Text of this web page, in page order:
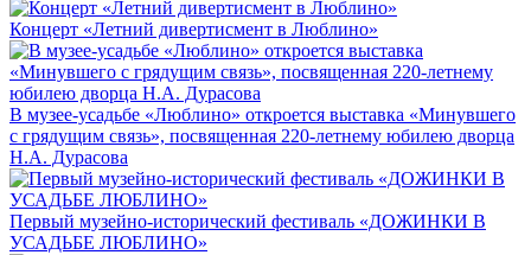
Концерт «Летний дивертисмент в Люблино»
В музее-усадьбе «Люблино» откроется выставка «Минувшего
с грядущим связь», посвященная 220-летнему юбилею дворца
Н.А. Дурасова
Первый музейно-исторический фестиваль «ДОЖИНКИ В
УСАДЬБЕ ЛЮБЛИНО»